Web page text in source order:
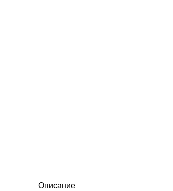
Описание